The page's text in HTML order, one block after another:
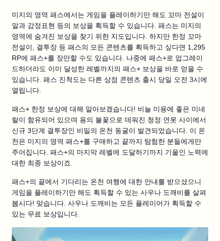
미지의 영역 패스에서는 게임을 플레이하기만 해도 꼬마 전설이
알과 감정표현 등의 보상을 획득할 수 있습니다. 패스는 미지의
영역에 숨겨진 보상을 찾기 위한 지도입니다. 하지만 한정 꼬마
전설이, 결투장 등 패스의 모든 콘텐츠를 획득하고 싶다면 1,295
RP에 패스+를 장만할 수도 있습니다. 나중에 패스+로 업그레이
드하더라도 이미 달성한 레벨까지의 패스+ 보상을 바로 얻을 수
있습니다. 패스 진척도는 다른 상점 콘텐츠 출시 당일 오전 3시에
열립니다.
패스+ 한정 보상에 대해 알아보겠습니다! 비늘 미용에 좋은 미네
랄이 함유되어 있으며 용의 불꽃으로 데워진 청정 연못 사이에서
신규 3단계 결투장인 비밀의 온천 동굴이 발견되었습니다. 이 온
천은 미지의 영역 패스+를 구매하고 끝까지 탐험한 분들에게만
주어집니다. 패스+의 마지막 레벨에 도달하기까지 기울인 노력에
대한 최종 보상이죠.
패스+의 끝에서 기다리는 온천 여행에 대한 안내를 받으셨으니
게임을 플레이하기만 해도 획득할 수 있는 사우나 도깨비를 살펴
봅시다! 맞습니다. 사우나 도깨비는 모든 플레이어가 획득할 수
있는 무료 보상입니다.